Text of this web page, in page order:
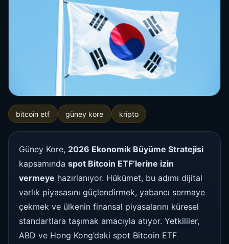
bitcoin etf güney kore kripto
Güney Kore, 2026 Ekonomik Büyüme Stratejisi
kapsamında spot Bitcoin ETF’lerine izin
vermeye hazırlanıyor. Hükümet, bu adımı dijital
varlık piyasasını güçlendirmek, yabancı sermaye
çekmek ve ülkenin finansal piyasalarını küresel
standartlara taşımak amacıyla atıyor. Yetkililer,
ABD ve Hong Kong’daki spot Bitcoin ETF